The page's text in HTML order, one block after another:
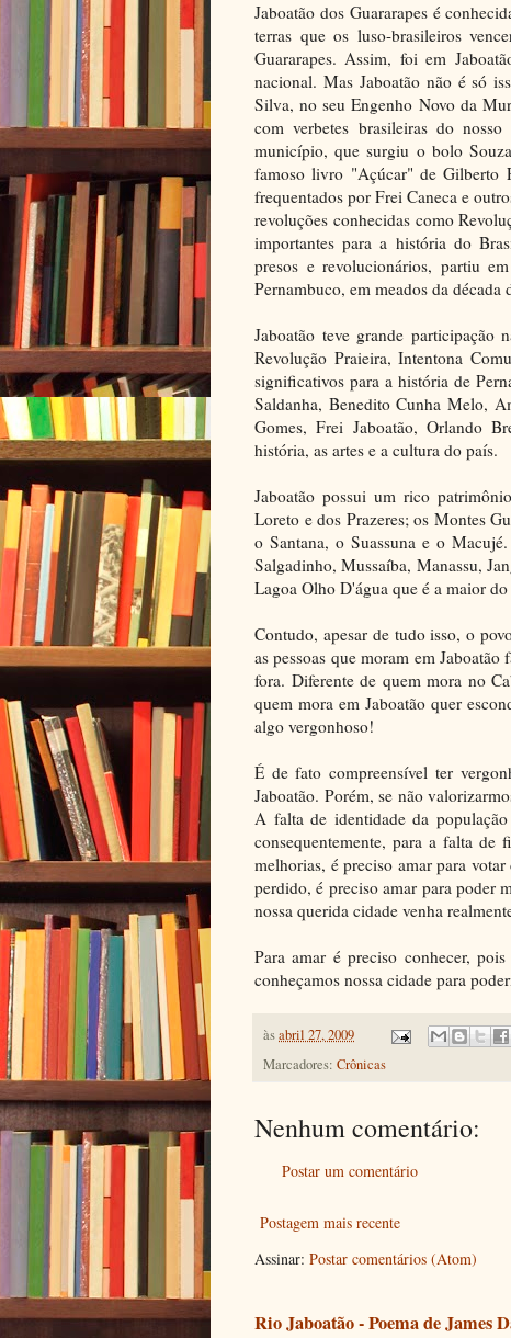
Jaboatão dos Guararapes é
terras que os luso-brasileiros
Guararapes. Assim, foi em
nacional. Mas Jaboatão não é só
Silva, no seu Engenho Novo da
com verbetes brasileiras do
município, que surgiu o bolo
famoso livro "Açúcar" de Gilberto
frequentados por Frei Caneca e
revoluções conhecidas como
importantes para a história do
presos e revolucionários, partiu
Pernambuco, em meados da década
Jaboatão teve grande participação
Revolução Praieira, Intentona
significativos para a história de
Saldanha, Benedito Cunha Melo,
Gomes, Frei Jaboatão, Orlando
história, as artes e a cultura do país.
Jaboatão possui um rico
Loreto e dos Prazeres; os Montes
o Santana, o Suassuna e o
Salgadinho, Mussaíba, Manassu,
Lagoa Olho D'água que é a maior
Contudo, apesar de tudo isso, o
as pessoas que moram em
fora. Diferente de quem mora no
quem mora em Jaboatão quer
algo vergonhoso!
É de fato compreensível ter
Jaboatão. Porém, se não
A falta de identidade da
consequentemente, para a falta de
melhorias, é preciso amar para
perdido, é preciso amar para poder
nossa querida cidade venha
Para amar é preciso conhecer,
conheçamos nossa cidade para
àsabril 27, 2009
Marcadores: Crônicas
Nenhum comentário:
Postar um comentário
Postagem mais recente
Assinar: Postar comentários (Atom)
Rio Jaboatão - Poema de James